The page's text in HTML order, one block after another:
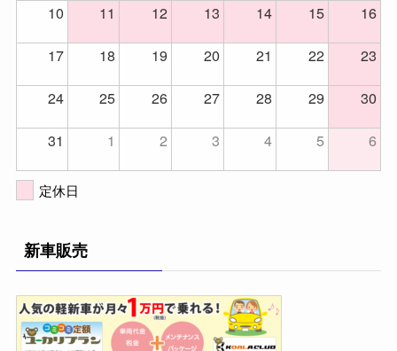
10
11 12 13 14 15
16
17
18 19 20 21 22
23
24
25 26 27 28 29
30
31
1 2 3 4 5 6
定休日
新車販売